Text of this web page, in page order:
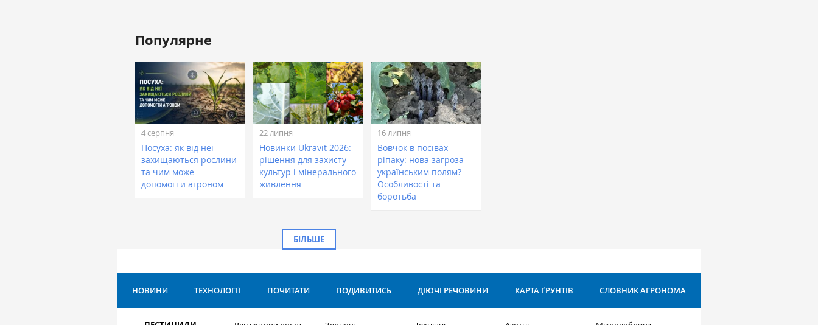
Популярне
4 серпня
Посуха: як від неї
захищаються рослини
та чим може
допомогти агроном
22 липня
Новинки Ukravit 2026:
рішення для захисту
культур і мінерального
живлення
16 липня
Вовчок в посівах
ріпаку: нова загроза
українським полям?
Особливості та
боротьба
БІЛЬШЕ
НОВИНИ ТЕХНОЛОГІЇ ПОЧИТАТИ ПОДИВИТИСЬ ДІЮЧІ РЕЧОВИНИ КАРТА ҐРУНТІВ СЛОВНИК АГРОНОМА